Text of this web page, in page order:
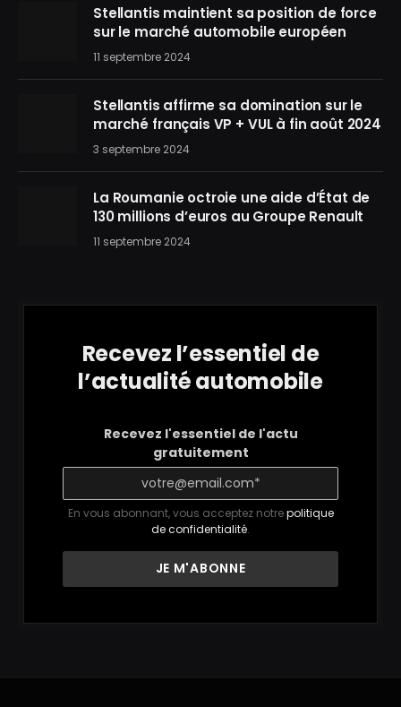
Stellantis maintient sa position de force
sur le marché automobile européen
11 septembre 2024
Stellantis affirme sa domination sur le
marché français VP + VUL à fin août 2024
3 septembre 2024
La Roumanie octroie une aide d’État de
130 millions d’euros au Groupe Renault
11 septembre 2024
Recevez l’essentiel de
l’actualité automobile
Recevez l'essentiel de l'actu
gratuitement
En vous abonnant, vous acceptez notrepolitique
de confidentialité.